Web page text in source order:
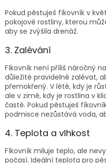
Pokud pěstuješ fíkovník v
pokojové rostliny, kterou
aby se zvýšila drenáž.
3. Zalévání
Fíkovník není příliš náročný
důležité pravidelně zalévat,
přemokřený. V létě, kdy je
ale v zimě, kdy je rostlina v
časté. Pokud pěstuješ
podmisce nezůstává voda,
4. Teplota a vlhkost
Fíkovník miluje teplo, ale
počasí. Ideální teplota pro